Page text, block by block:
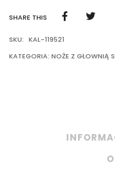
SHARE THIS
SKU: KAL-119521
KATEGORIA: NOŻE Z GŁOWNIĄ